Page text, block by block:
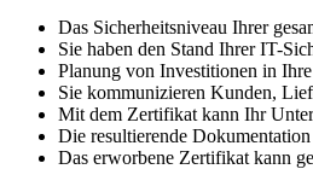
Das Sicherheitsniveau Ihrer
Sie haben den Stand Ihrer IT-
Planung von Investitionen in
Sie kommunizieren Kunden,
Mit dem Zertifikat kann Ihr
Die resultierende
Das erworbene Zertifikat kann